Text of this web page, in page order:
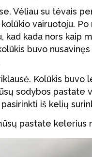
Vėliau su tėvais
vairuotoju.
kad kada nors kaip
buvo
Kolūkis
sodybos pastate
iš kelių
pastate